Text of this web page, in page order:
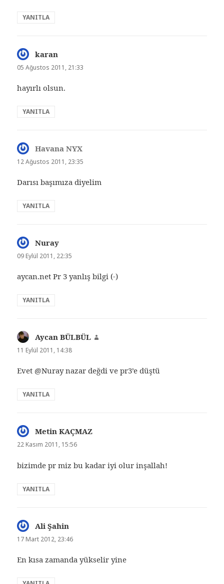
YANITLA
karan
ki:
05 Ağustos 2011, 21:33
hayırlı olsun.
YANITLA
Havana NYX
ki:
12 Ağustos 2011, 23:35
Darısı başımıza diyelim
YANITLA
Nuray
ki:
09 Eylül 2011, 22:35
aycan.net Pr 3 yanlış bilgi (-)
YANITLA
Aycan BÜLBÜL
11 Eylül 2011, 14:38
Evet @Nuray nazar değdi ve pr3’e düştü
YANITLA
Metin KAÇMAZ
22 Kasım 2011, 15:56
bizimde pr miz bu kadar iyi olur inşallah!
YANITLA
Ali Şahin
ki:
17 Mart 2012, 23:46
En kısa zamanda yükselir yine